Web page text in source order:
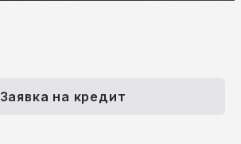
Заявка на кредит